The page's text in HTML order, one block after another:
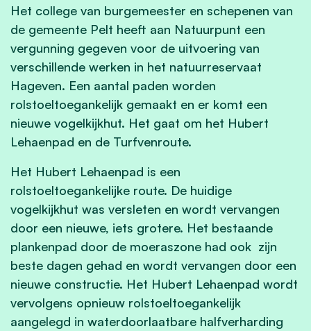
Het college van burgemeester en schepenen van
de gemeente Pelt heeft aan Natuurpunt een
vergunning gegeven voor de uitvoering van
verschillende werken in het natuurreservaat
Hageven. Een aantal paden worden
rolstoeltoegankelijk gemaakt en er komt een
nieuwe vogelkijkhut. Het gaat om het Hubert
Lehaenpad en de Turfvenroute.
Het Hubert Lehaenpad is een
rolstoeltoegankelijke route. De huidige
vogelkijkhut was versleten en wordt vervangen
door een nieuwe, iets grotere. Het bestaande
plankenpad door de moeraszone had ook zijn
beste dagen gehad en wordt vervangen door een
nieuwe constructie. Het Hubert Lehaenpad wordt
vervolgens opnieuw rolstoeltoegankelijk
aangelegd in waterdoorlaatbare halfverharding